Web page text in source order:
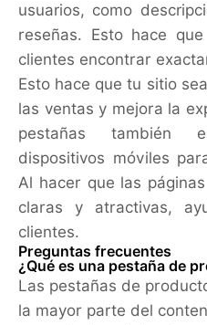
usuarios, como
reseñas. Esto hace
clientes encontrar
Esto hace que tu sitio
las ventas y mejora la
pestañas también
dispositivos móviles
Al hacer que las
claras y atractivas,
clientes.
Preguntas frecuentes
¿Qué es una pestaña de
Las pestañas de
la mayor parte del